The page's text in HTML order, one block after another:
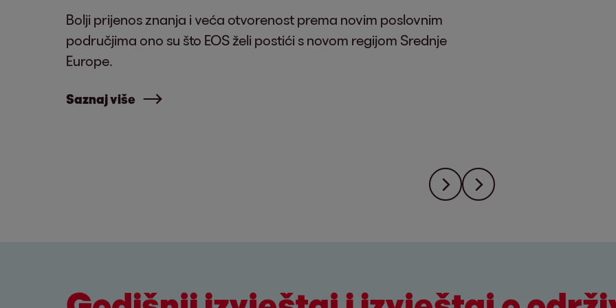
Bolji prijenos znanja i veća otvorenost prema novim poslovnim
područjima ono su što EOS želi postići s novom regijom Srednje
Europe.
Saznaj više